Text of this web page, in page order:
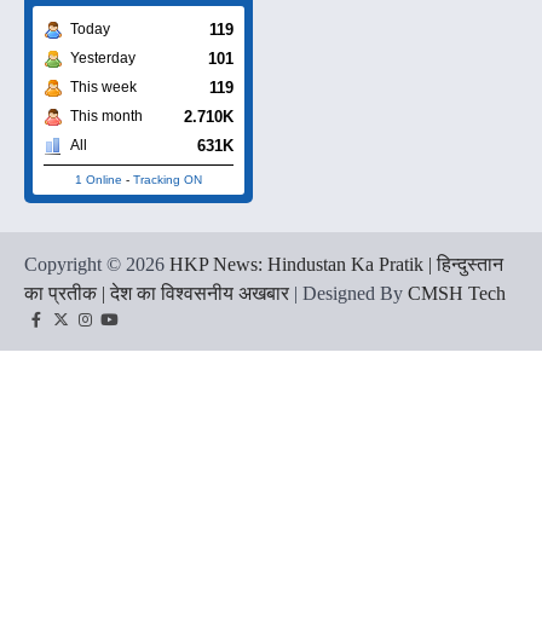
Today 119
Yesterday 101
This week 119
This month 2.710K
All 631K
1 Online - Tracking ON
Copyright © 2026 HKP News: Hindustan Ka Pratik | हिन्दुस्तान
का प्रतीक | देश का विश्वसनीय अखबार | Designed By CMSH Tech
Facebook
TwitterInstagram
YouTube